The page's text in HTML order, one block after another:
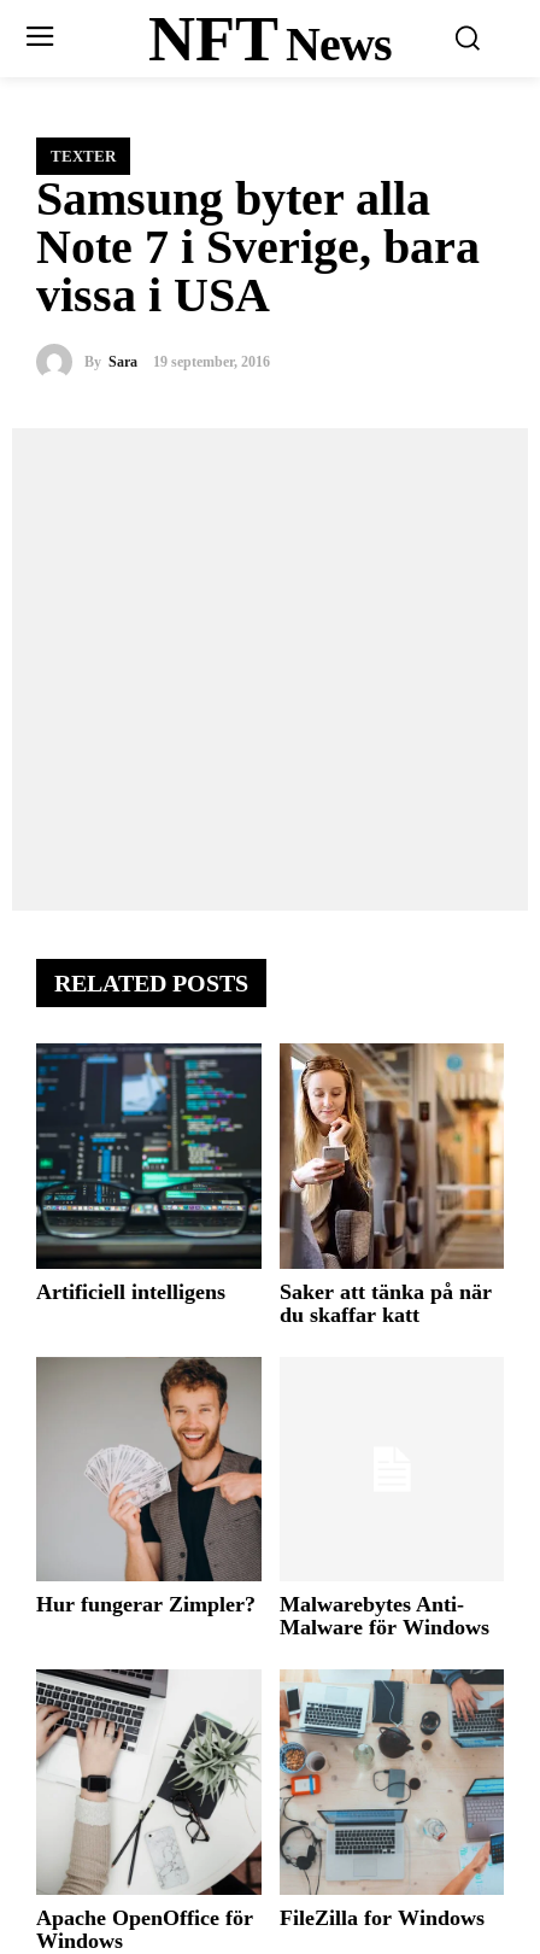
NFTNews
TEXTER
Samsung byter alla
Note 7 i Sverige, bara
vissa i USA
By Sara 19 september, 2016
RELATED POSTS
Artificiell intelligens
Saker att tänka på när
du skaffar katt
Hur fungerar Zimpler?
Malwarebytes Anti-
Malware för Windows
Apache OpenOffice för
Windows
FileZilla for Windows